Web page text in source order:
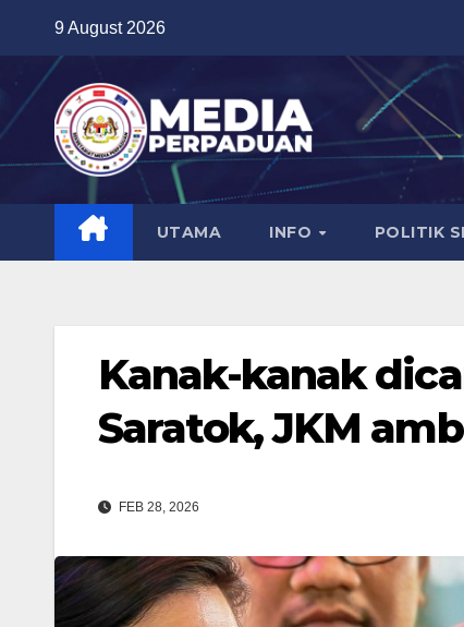
content
9 August 2026
UTAMA INFO POLITIK
Kanak-kanak
Saratok, JKM
FEB 28, 2026